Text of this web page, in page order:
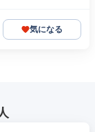
気になる